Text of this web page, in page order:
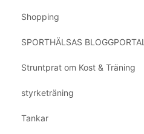
Shopping
SPORTHÄLSAS BLOGGPORTAL
Struntprat om Kost & Träning
styrketräning
Tankar